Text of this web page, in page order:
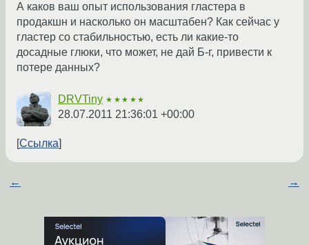
А каков ваш опыт использования гластера в
продакшн и насколько он масштабен? Как сейчас у
гластер со стабильностью, есть ли какие-то
досадные глюки, что может, не дай Б-г, привести к
потере данных?
DRVTiny ★★★★★
28.07.2011 21:36:01 +00:00
Ссылка
← →